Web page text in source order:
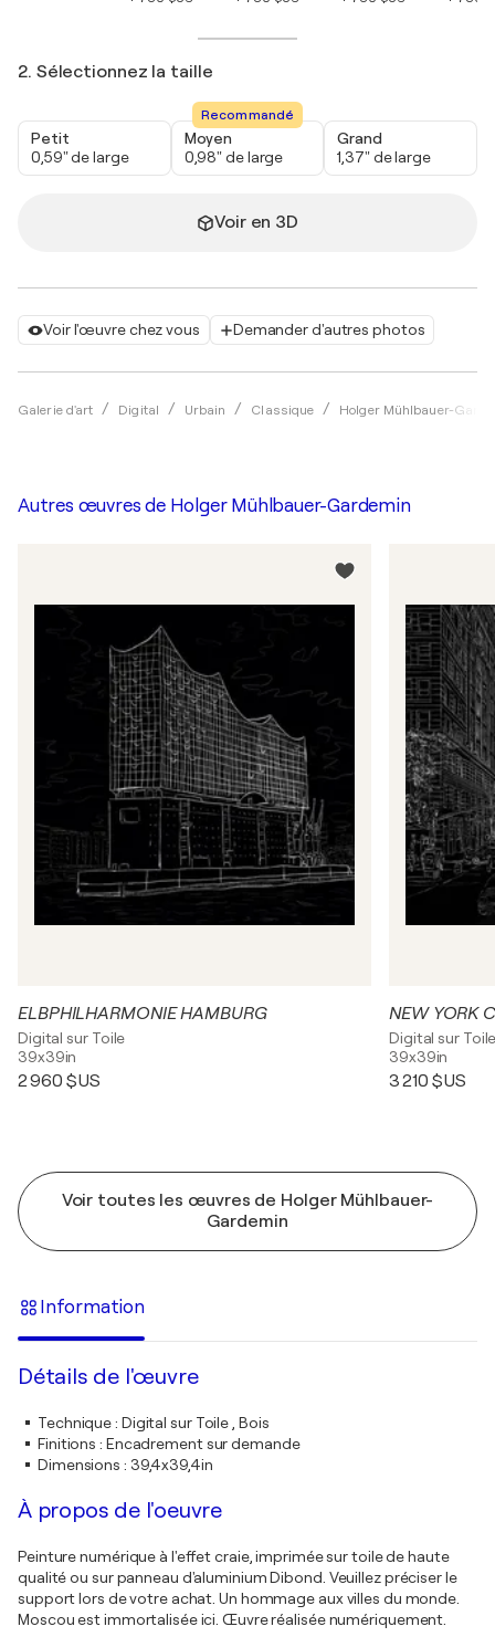
Voir l'œuvre chez vous Demander d'autres photos
Galerie d'art Digital Urbain Classique Holger Mühlbauer-
2. Sélectionnez la taille
Petit
0,59" de large
Recommandé
Moyen
0,98" de large
Grand
1,37" de large
Voir en 3D
Autres œuvres de Holger Mühlbauer-Gardemin
ELBPHILHARMONIE HAMBURG
Digital sur Toile
39x39in
2 960 $US
NEW YORK
Digital sur
39x39in
3 210 $US
Voir toutes les œuvres de Holger Mühlbauer-
Gardemin
Information
Détails de l'œuvre
Technique: Digital sur Toile , Bois
Finitions : Encadrement sur demande
Dimensions : 39,4x39,4in
À propos de l'oeuvre
Peinture numérique à l'effet craie, imprimée sur toile de haute
qualité ou sur panneau d'aluminium Dibond. Veuillez préciser le
support lors de votre achat. Un hommage aux villes du monde.
Moscou est immortalisée ici. Œuvre réalisée numériquement.